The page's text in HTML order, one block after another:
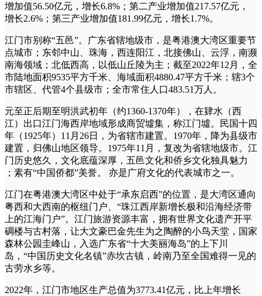
增加值56.50亿元，增长6.8%；第二产业增加值217.57亿元，
增长2.6%；第三产业增加值181.99亿元，增长1.7%。
江门市别称“五邑”。广东省辖地级市，是粤港澳大湾区重要节
点城市；东邻中山、珠海，西连阳江，北接佛山、云浮，南濒
南海领域；北低西高，以低山丘陵为主；截至2022年12月，全
市陆地面积9535平方千米、海域面积4880.47平方千米；辖3个
市辖区、代管4个县级市；全市常住人口483.51万人。
元至正后期至明洪武初年（约1360-1370年），在肄水（西
江）出口江门海西岸地域形成商贸墟集，称江门墟。民国十四
年（1925年）11月26日，为省辖市建置。1970年，降为县级市
建置，归佛山地区领导。1975年11月，复改为省辖地级市。江
门历史悠久，文化底蕴深厚，五邑文化和侨乡文化独具魅力
；素有“中国侨都”美誉。 亦是广府文化的代表城市之一。
江门在粤港澳大湾区中处于“承东启西”的位置，是大湾区通向
粤西和大西南的枢纽门户、“珠江西岸新增长极和沿海经济带
上的江海门户”。江门旅游资源丰富，拥有世界文化遗产开平
碉楼与古村落，让大文豪巴金先生为之陶醉的小鸟天堂，国家
森林公园圭峰山，入选广东省“十大美丽海岛”的上下川
岛，“中国历史文化名镇”赤坎古镇，岭南乃至全国难得一见的
古劳水乡等。
2022年，江门市地区生产总值为3773.41亿元，比上年增长